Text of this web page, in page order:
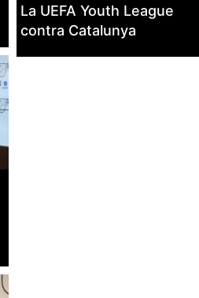
La UEFA Youth League
contra Catalunya